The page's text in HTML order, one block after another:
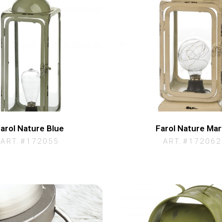
Nature Blue
ART.#172055
Farol Nature
ART.#172062